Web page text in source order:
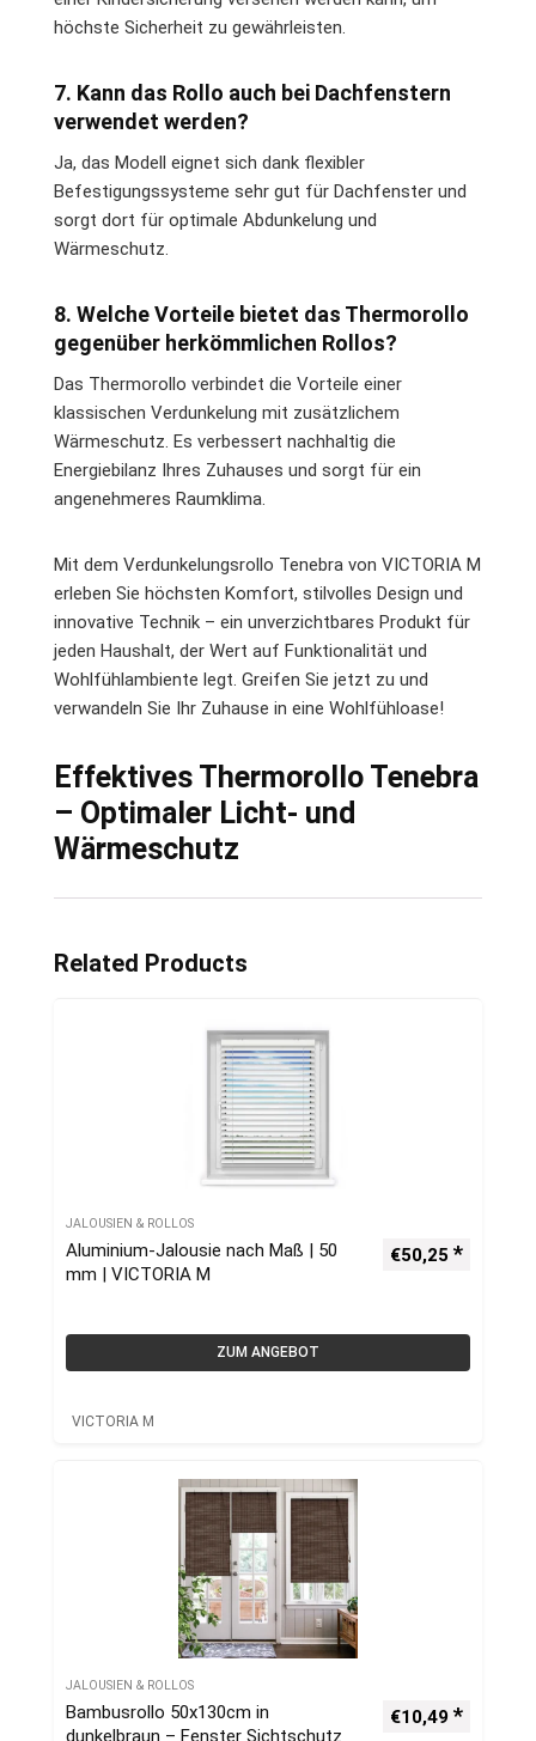
höchste Sicherheit zu gewährleisten.
7. Kann das Rollo auch bei Dachfenstern
verwendet werden?
Ja, das Modell eignet sich dank flexibler
Befestigungssysteme sehr gut für Dachfenster und
sorgt dort für optimale Abdunkelung und
Wärmeschutz.
8. Welche Vorteile bietet das Thermorollo
gegenüber herkömmlichen Rollos?
Das Thermorollo verbindet die Vorteile einer
klassischen Verdunkelung mit zusätzlichem
Wärmeschutz. Es verbessert nachhaltig die
Energiebilanz Ihres Zuhauses und sorgt für ein
angenehmeres Raumklima.
Mit dem Verdunkelungsrollo Tenebra von VICTORIA M
erleben Sie höchsten Komfort, stilvolles Design und
innovative Technik – ein unverzichtbares Produkt für
jeden Haushalt, der Wert auf Funktionalität und
Wohlfühlambiente legt. Greifen Sie jetzt zu und
verwandeln Sie Ihr Zuhause in eine Wohlfühloase!
Effektives Thermorollo Tenebra
– Optimaler Licht- und
Wärmeschutz
Related Products
JALOUSIEN & ROLLOS
Aluminium-Jalousie nach Maß | 50
mm | VICTORIA M
€50,25
ZUM ANGEBOT
VICTORIA M
JALOUSIEN & ROLLOS
Bambusrollo 50x130cm in
dunkelbraun – Fenster Sichtschutz
€10,49